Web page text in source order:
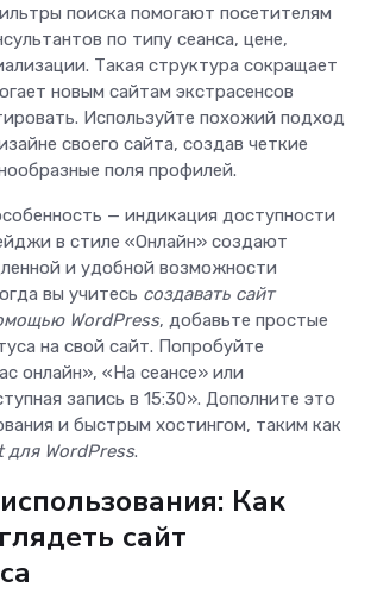
поиска помогают посетителям
по типу сеанса, цене,
Такая структура сокращает
новым сайтам экстрасенсов
Используйте похожий подход
своего сайта, создав четкие
поля профилей.
— индикация доступности
в стиле «Онлайн» создают
и удобной возможности
вы учитесь создавать сайт
WordPress, добавьте простые
на свой сайт. Попробуйте
онлайн», «На сеансе» или
запись в 15:30». Дополните это
и быстрым хостингом, таким как
для WordPress.
Как
сайт